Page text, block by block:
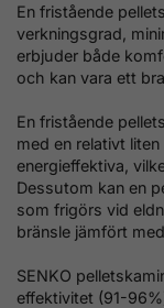
En fristående
verkningsgrad,
erbjuder både
och kan vara ett
En fristående
med en relativt
energieffektiva,
Dessutom kan en
som frigörs vid
bränsle jämfört
SENKO
effektivitet (91-